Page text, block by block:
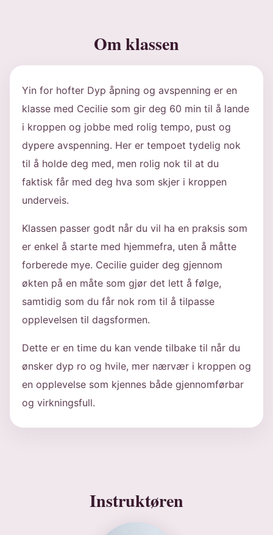
Om klassen
Yin for hofter Dyp åpning og avspenning er en
klasse med Cecilie som gir deg 60 min til å lande
i kroppen og jobbe med rolig tempo, pust og
dypere avspenning. Her er tempoet tydelig nok
til å holde deg med, men rolig nok til at du
faktisk får med deg hva som skjer i kroppen
underveis.
Klassen passer godt når du vil ha en praksis som
er enkel å starte med hjemmefra, uten å måtte
forberede mye. Cecilie guider deg gjennom
økten på en måte som gjør det lett å følge,
samtidig som du får nok rom til å tilpasse
opplevelsen til dagsformen.
Dette er en time du kan vende tilbake til når du
ønsker dyp ro og hvile, mer nærvær i kroppen og
en opplevelse som kjennes både gjennomførbar
og virkningsfull.
Instruktøren